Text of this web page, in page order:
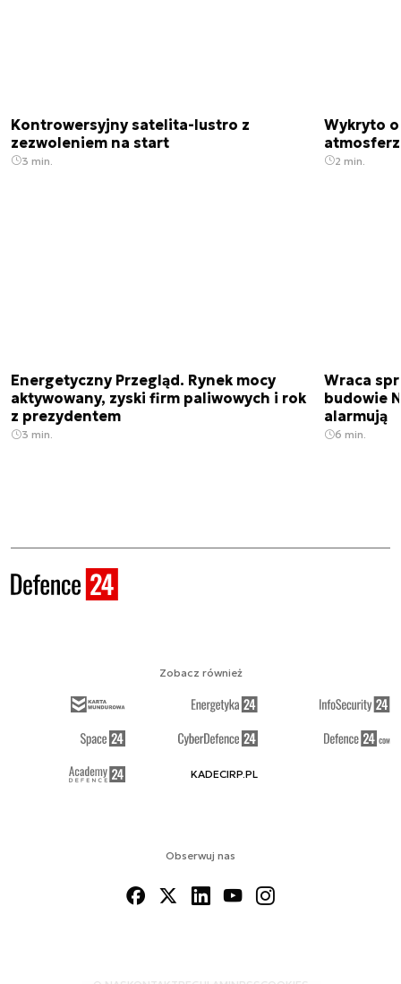
Kontrowersyjny satelita-lustro z
zezwoleniem na start
3 min.
Wykryto
2 min.
Energetyczny Przegląd. Rynek mocy
aktywowany, zyski firm paliwowych i rok
z prezydentem
3 min.
Wraca
budowie
alarmują
6 min.
Obserwuj nas
Zobacz również
KADECIRP.PL